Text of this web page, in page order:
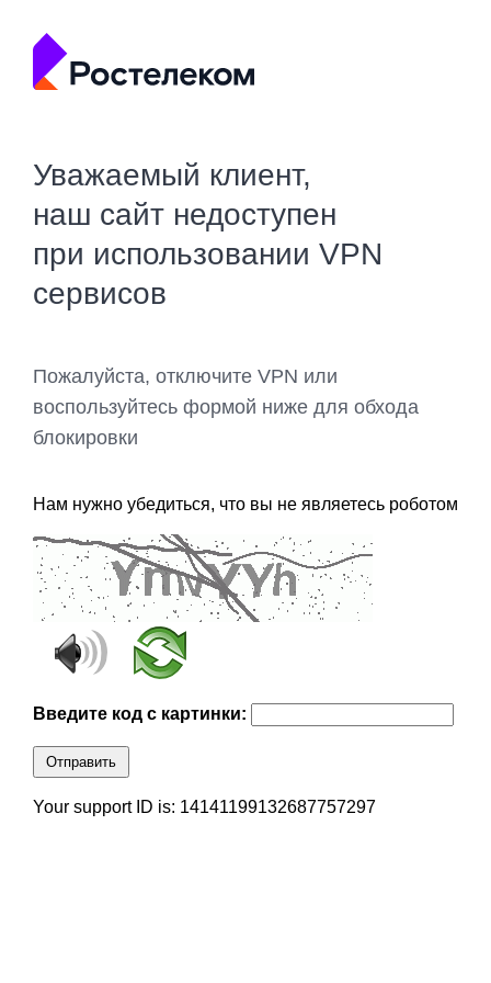
Уважаемый клиент,
наш сайт недоступен
при использовании VPN
сервисов
Пожалуйста, отключите VPN или
воспользуйтесь формой ниже для обхода
блокировки
Нам нужно убедиться, что вы не являетесь роботом
Введите код с картинки:
Отправить
Your support ID is: 14141199132687757297